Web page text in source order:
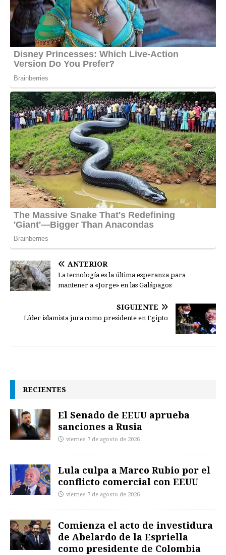
ANTERIOR
La tecnología es la última esperanza para
mantener a «Jorge» en las Galápagos
SIGUIENTE
Líder islamista jura como presidente en Egipto
RECIENTES
El Senado de EEUU aprueba
sanciones a Rusia
viernes 7 de agosto de 2026
Lula culpa a Marco Rubio por el
conflicto comercial con EEUU
viernes 7 de agosto de 2026
Comienza el acto de investidura
de Abelardo de la Espriella
como presidente de Colombia